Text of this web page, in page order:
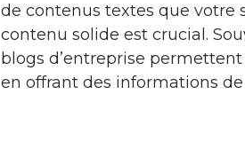
de contenus textes que votre
contenu solide est crucial.
blogs d’entreprise
en offrant des informations